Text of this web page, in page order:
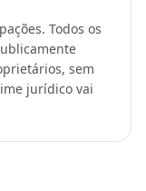
Todos os
sem
jurídico vai